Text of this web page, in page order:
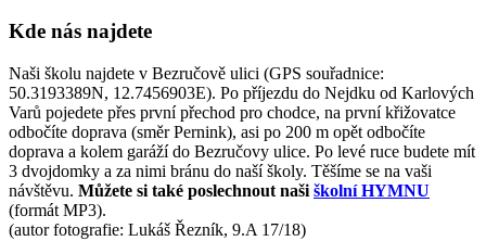
Kde nás najdete
Naši školu najdete v Bezručově ulici (GPS souřadnice:
50.3193389N, 12.7456903E). Po příjezdu do Nejdku od Karlových
Varů pojedete přes první přechod pro chodce, na první křižovatce
odbočíte doprava (směr Pernink), asi po 200 m opět odbočíte
doprava a kolem garáží do Bezručovy ulice. Po levé ruce budete mít
3 dvojdomky a za nimi bránu do naší školy. Těšíme se na vaši
návštěvu. Můžete si také poslechnout naši školní HYMNU
(formát MP3).
(autor fotografie: Lukáš Řezník, 9.A 17/18)